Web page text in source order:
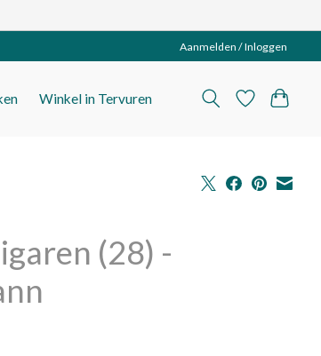
Aanmelden / Inloggen
Winkel in Tervuren
(28) -